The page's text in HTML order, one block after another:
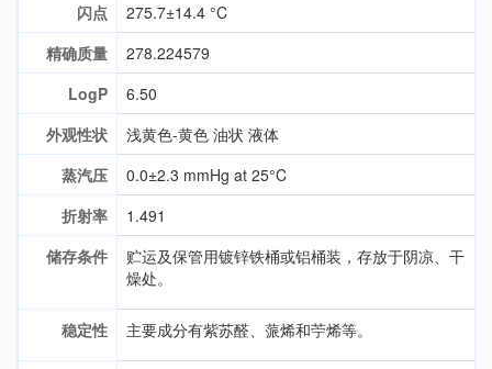
闪点
275.7±14.4 °C
精确质量
278.224579
LogP
6.50
外观性状
浅黄色-黄色 油状 液体
蒸汽压
0.0±2.3 mmHg at 25°C
折射率
1.491
储存条件
贮运及保管用镀锌铁桶或铝桶装，存放于阴凉、干
燥处。
稳定性 主要成分有紫苏醛、蒎烯和苧烯等。